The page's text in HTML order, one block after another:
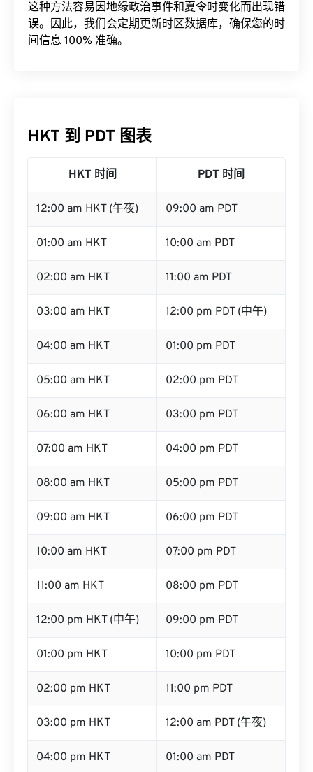
这种方法容易因地缘政治事件和夏令时变化而出现错
误。因此，我们会定期更新时区数据库，确保您的时
间信息 100% 准确。
HKT 到 PDT 图表
HKT 时间 PDT 时间
12:00 am HKT (午夜) 09:00 am PDT
01:00 am HKT 10:00 am PDT
02:00 am HKT 11:00 am PDT
03:00 am HKT 12:00 pm PDT (中午)
04:00 am HKT 01:00 pm PDT
05:00 am HKT 02:00 pm PDT
06:00 am HKT 03:00 pm PDT
07:00 am HKT 04:00 pm PDT
08:00 am HKT 05:00 pm PDT
09:00 am HKT 06:00 pm PDT
10:00 am HKT 07:00 pm PDT
11:00 am HKT 08:00 pm PDT
12:00 pm HKT (中午) 09:00 pm PDT
01:00 pm HKT 10:00 pm PDT
02:00 pm HKT 11:00 pm PDT
03:00 pm HKT 12:00 am PDT (午夜)
04:00 pm HKT 01:00 am PDT